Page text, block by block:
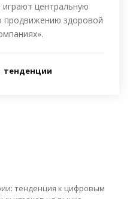
центральную
продвижению здоровой
тенденции
тенденция к цифровым